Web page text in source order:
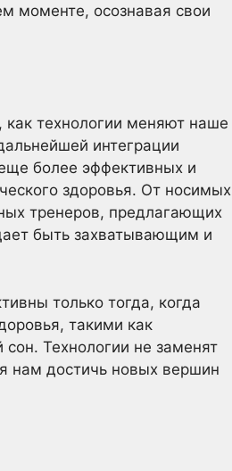
моменте, осознавая свои
технологии меняют наше
интеграции
более эффективных и
здоровья. От носимых
тренеров, предлагающих
быть захватывающим и
только тогда, когда
такими как
Технологии не заменят
нам достичь новых вершин